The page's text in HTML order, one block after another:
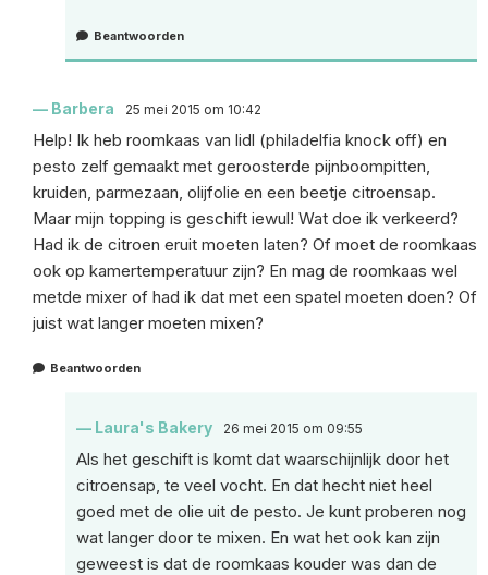
Beantwoorden
Barbera 25 mei 2015 om 10:42
Help! Ik heb roomkaas van lidl (philadelfia knock off) en
pesto zelf gemaakt met geroosterde pijnboompitten,
kruiden, parmezaan, olijfolie en een beetje citroensap.
Maar mijn topping is geschift iewul! Wat doe ik verkeerd?
Had ik de citroen eruit moeten laten? Of moet de roomkaas
ook op kamertemperatuur zijn? En mag de roomkaas wel
metde mixer of had ik dat met een spatel moeten doen? Of
juist wat langer moeten mixen?
Beantwoorden
Laura's Bakery 26 mei 2015 om 09:55
Als het geschift is komt dat waarschijnlijk door het
citroensap, te veel vocht. En dat hecht niet heel
goed met de olie uit de pesto. Je kunt proberen nog
wat langer door te mixen. En wat het ook kan zijn
geweest is dat de roomkaas kouder was dan de